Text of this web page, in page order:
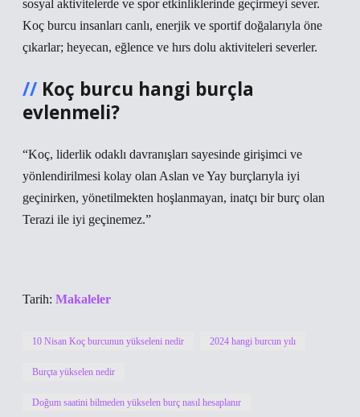
sosyal aktivitelerde ve spor etkinliklerinde geçirmeyi sever.
Koç burcu insanları canlı, enerjik ve sportif doğalarıyla öne
çıkarlar; heyecan, eğlence ve hırs dolu aktiviteleri severler.
Koç burcu hangi burçla
evlenmeli?
“Koç, liderlik odaklı davranışları sayesinde girişimci ve
yönlendirilmesi kolay olan Aslan ve Yay burçlarıyla iyi
geçinirken, yönetilmekten hoşlanmayan, inatçı bir burç olan
Terazi ile iyi geçinemez.”
Tarih: Makaleler
10 Nisan Koç burcunun yükseleni nedir 2024 hangi burcun yılı
Burçta yükselen nedir
Doğum saatini bilmeden yükselen burç nasıl hesaplanır